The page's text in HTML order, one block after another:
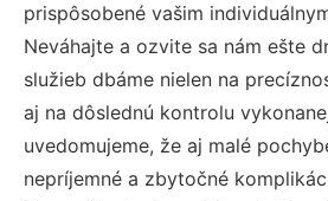
prispôsobené vašim
Neváhajte a ozvite sa nám ešte
služieb dbáme nielen na
aj na dôslednú kontrolu
uvedomujeme, že aj malé
nepríjemné a zbytočné